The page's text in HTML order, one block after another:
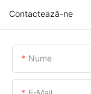
Contactează-ne
Nume